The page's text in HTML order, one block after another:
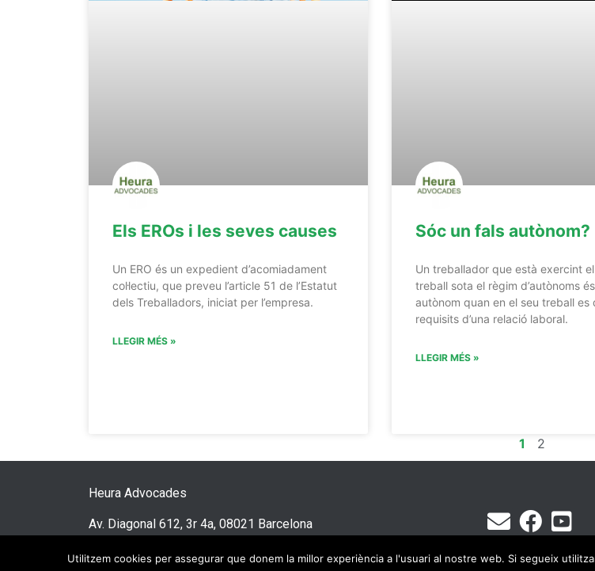
Els EROs i les seves causes
Un ERO és un expedient d’acomiadament
col·lectiu, que preveu l’article 51 de l’Estatut
dels Treballadors, iniciat per l’empresa.
LLEGIR MÉS »
Sóc un fals autònom?
Un treballador que està exercint
treball sota el règim d’autònoms
autònom quan en el seu treball es
requisits d’una relació laboral.
LLEGIR MÉS »
1 2
Heura Advocades
Av. Diagonal 612, 3r 4a, 08021 Barcelona
© 2026 Heura Advocades
Utilitzem cookies per assegurar que donem la millor experiència a l'usuari al nostre web. Si segueix